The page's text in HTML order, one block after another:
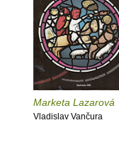
Marketa Lazarová
Vladislav Vančura